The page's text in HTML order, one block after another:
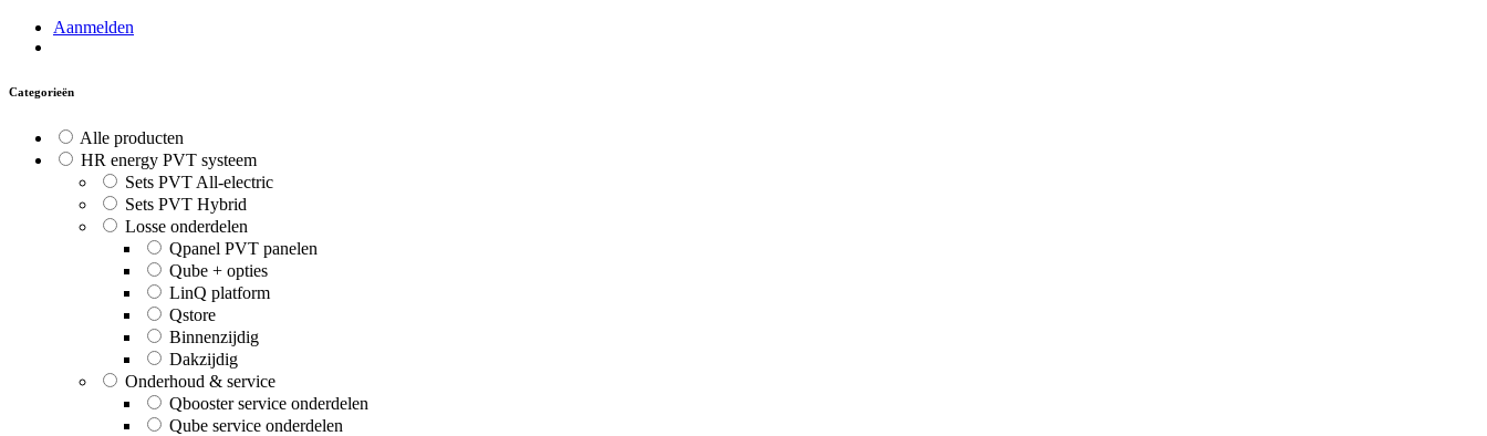
Aanmelden
Categorieën
Alle producten
HR energy PVT systeem
Sets PVT All-electric
Sets PVT Hybrid
Losse onderdelen
Qpanel PVT panelen
Qube + opties
LinQ platform
Qstore
Binnenzijdig
Dakzijdig
Onderhoud & service
Qbooster service onderdelen
Qube service onderdelen